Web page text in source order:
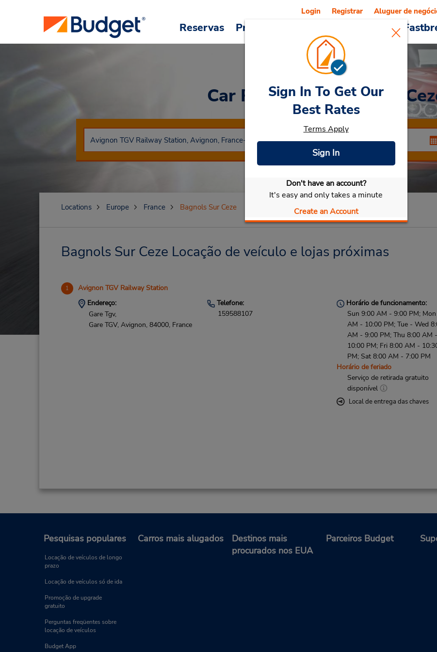
Reservas Promoções Veículos e serviços
Login Registrar Aluguer de
Car Rental Bagnols Sur
Selecionar meu carro
Sign In To Get Our
Best Rates
Terms Apply
Sign In
Don't have an account?
It's easy and only takes a minute
Create an Account
Locations Europe France Bagnols Sur Ceze
Bagnols Sur Ceze Locação de veículo e lojas próximas
1 Avignon TGV Railway Station
Endereço:
Gare Tgv,
Gare TGV, Avignon, 84000, France
Telefone:
159588107
Horário de funcionamento:
Sun 9:00 AM - 9:00 PM;
AM - 10:00 PM; Tue - Wed
AM - 9:00 PM; Thu 8:00 AM -
10:00 PM; Fri 8:00 AM -
PM; Sat 8:00 AM - 7:00 PM
Horário de feriado
Serviço de retirada gratuito
disponível
Local de entrega das chaves
Pesquisas populares
Locação de veículos de longo
prazo
Locação de veículos só de ida
Promoção de upgrade
gratuito
Perguntas freqüentes sobre
locação de veículos
Budget App
Carros mais alugados
Destinos mais
procurados nos EUA
Parceiros Budget